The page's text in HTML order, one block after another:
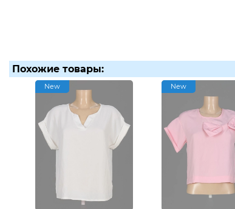
Похожие товары:
New New